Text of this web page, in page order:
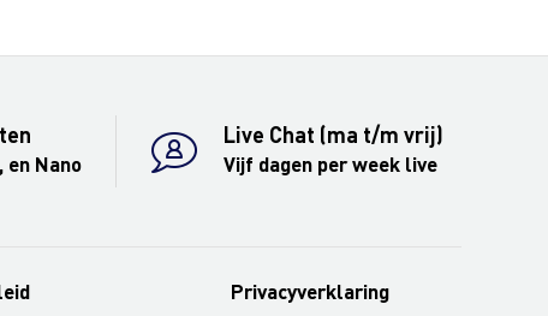
en Nano
Live Chat (ma t/m vrij)
Vijf dagen per week live
Privacyverklaring